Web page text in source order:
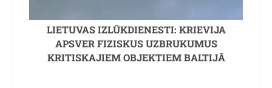
LIETUVAS IZLŪKDIENESTI: KRIEVIJA
APSVER FIZISKUS UZBRUKUMUS
KRITISKAJIEM OBJEKTIEM BALTIJĀ